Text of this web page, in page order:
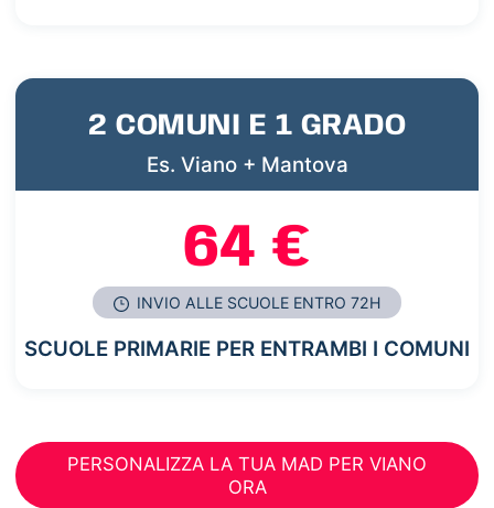
2 COMUNI E 1 GRADO
Es. Viano + Mantova
64 €
INVIO ALLE SCUOLE ENTRO 72H
SCUOLE PRIMARIE PER ENTRAMBI I COMUNI
PERSONALIZZA LA TUA MAD PER VIANO
ORA